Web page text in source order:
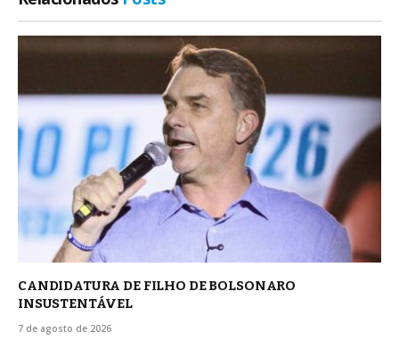
CANDIDATURA DE FILHO DE BOLSONARO
INSUSTENTÁVEL
7 de agosto de 2026